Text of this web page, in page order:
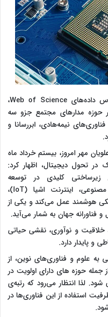
رئیس مؤسسه ISC گفت: بر اساس داده‌های Web of Science،
حوزه مدارهای مجتمع جزو سه
نیمه‌هادی، ابررسانا و
مهر امروز، بیستم خرداد ماه
در تحول دیجیتال، اظهار کرد:
زیرساختی کلیدی در توسعه
فناوری‌های نوینی چون هوش مصنوعی، اینترنت اشیا (IoT)،
هوشمند عمل می‌کند و یکی از
فناورانه جهان به شمار می‌آید.
خلاقیت و نوآوری، نقشی حیاتی
و پایدار دارد.
به علوم و فناوری‌های نوین، از
جمله حوزه های دارای اولویت در
لذا انتظار می‌رود که رتبه‌ی
استفاده از این فناوری‌ها در